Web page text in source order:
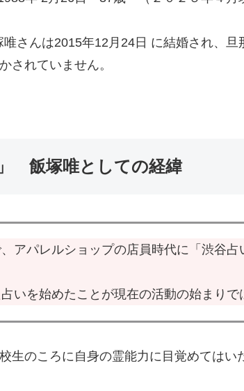
んは2015年12月24日 に結婚され、旦
されていません。
」 飯塚唯としての経緯
アパレルショップの店員時代に「渋谷
いを始めたことが現在の活動の始まりで
生のころに自身の霊能力に目覚めては